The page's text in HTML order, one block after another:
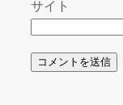
サイト